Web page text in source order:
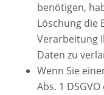
benötigen,
Löschung die
Verarbeitung
Daten zu
Wenn Sie
Abs. 1